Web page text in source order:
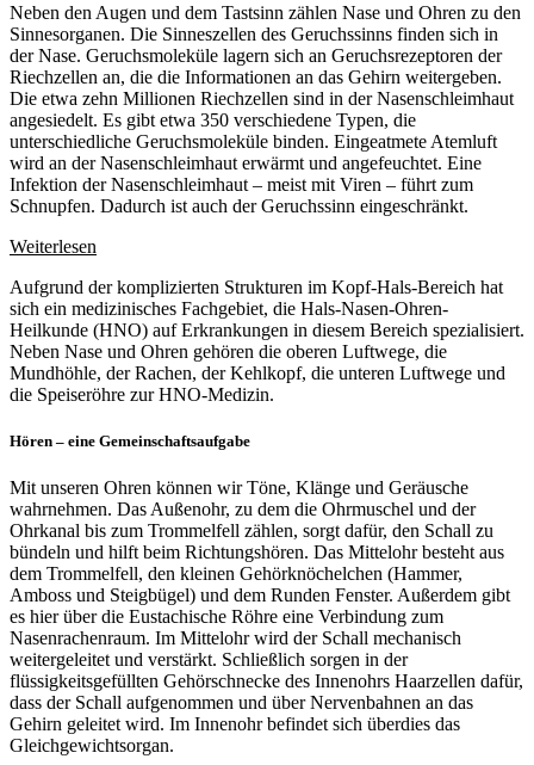
Neben den Augen und dem Tastsinn zählen Nase und Ohren zu den
Sinnesorganen. Die Sinneszellen des Geruchssinns finden sich in
der Nase. Geruchsmoleküle lagern sich an Geruchsrezeptoren der
Riechzellen an, die die Informationen an das Gehirn weitergeben.
Die etwa zehn Millionen Riechzellen sind in der Nasenschleimhaut
angesiedelt. Es gibt etwa 350 verschiedene Typen, die
unterschiedliche Geruchsmoleküle binden. Eingeatmete Atemluft
wird an der Nasenschleimhaut erwärmt und angefeuchtet. Eine
Infektion der Nasenschleimhaut – meist mit Viren – führt zum
Schnupfen. Dadurch ist auch der Geruchssinn eingeschränkt.
Weiterlesen
Aufgrund der komplizierten Strukturen im Kopf-Hals-Bereich hat
sich ein medizinisches Fachgebiet, die Hals-Nasen-Ohren-
Heilkunde (HNO) auf Erkrankungen in diesem Bereich spezialisiert.
Neben Nase und Ohren gehören die oberen Luftwege, die
Mundhöhle, der Rachen, der Kehlkopf, die unteren Luftwege und
die Speiseröhre zur HNO-Medizin.
Hören – eine Gemeinschaftsaufgabe
Mit unseren Ohren können wir Töne, Klänge und Geräusche
wahrnehmen. Das Außenohr, zu dem die Ohrmuschel und der
Ohrkanal bis zum Trommelfell zählen, sorgt dafür, den Schall zu
bündeln und hilft beim Richtungshören. Das Mittelohr besteht aus
dem Trommelfell, den kleinen Gehörknöchelchen (Hammer,
Amboss und Steigbügel) und dem Runden Fenster. Außerdem gibt
es hier über die Eustachische Röhre eine Verbindung zum
Nasenrachenraum. Im Mittelohr wird der Schall mechanisch
weitergeleitet und verstärkt. Schließlich sorgen in der
flüssigkeitsgefüllten Gehörschnecke des Innenohrs Haarzellen dafür,
dass der Schall aufgenommen und über Nervenbahnen an das
Gehirn geleitet wird. Im Innenohr befindet sich überdies das
Gleichgewichtsorgan.